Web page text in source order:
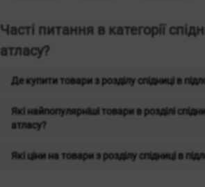
Часті питання в категорії
атласу?
Де купити товари з розділу спідниці в
Які найпопулярніші товари в розділі
атласу?
Які ціни на товари з розділу спідниці в